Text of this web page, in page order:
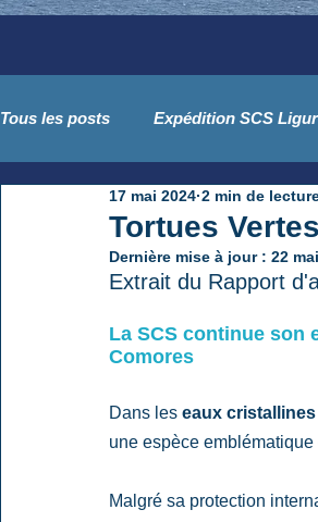
Tous les posts Expédition SCS
Côtes Indiennes Baléares -
Conférences séminaire
Tortues
17 mai 2024 2 min de
Dernière mise à jour : 22
Extrait du Rapport
La SCS continue son
Comores
Dans les eaux
une espèce emblématique
Malgré sa protection